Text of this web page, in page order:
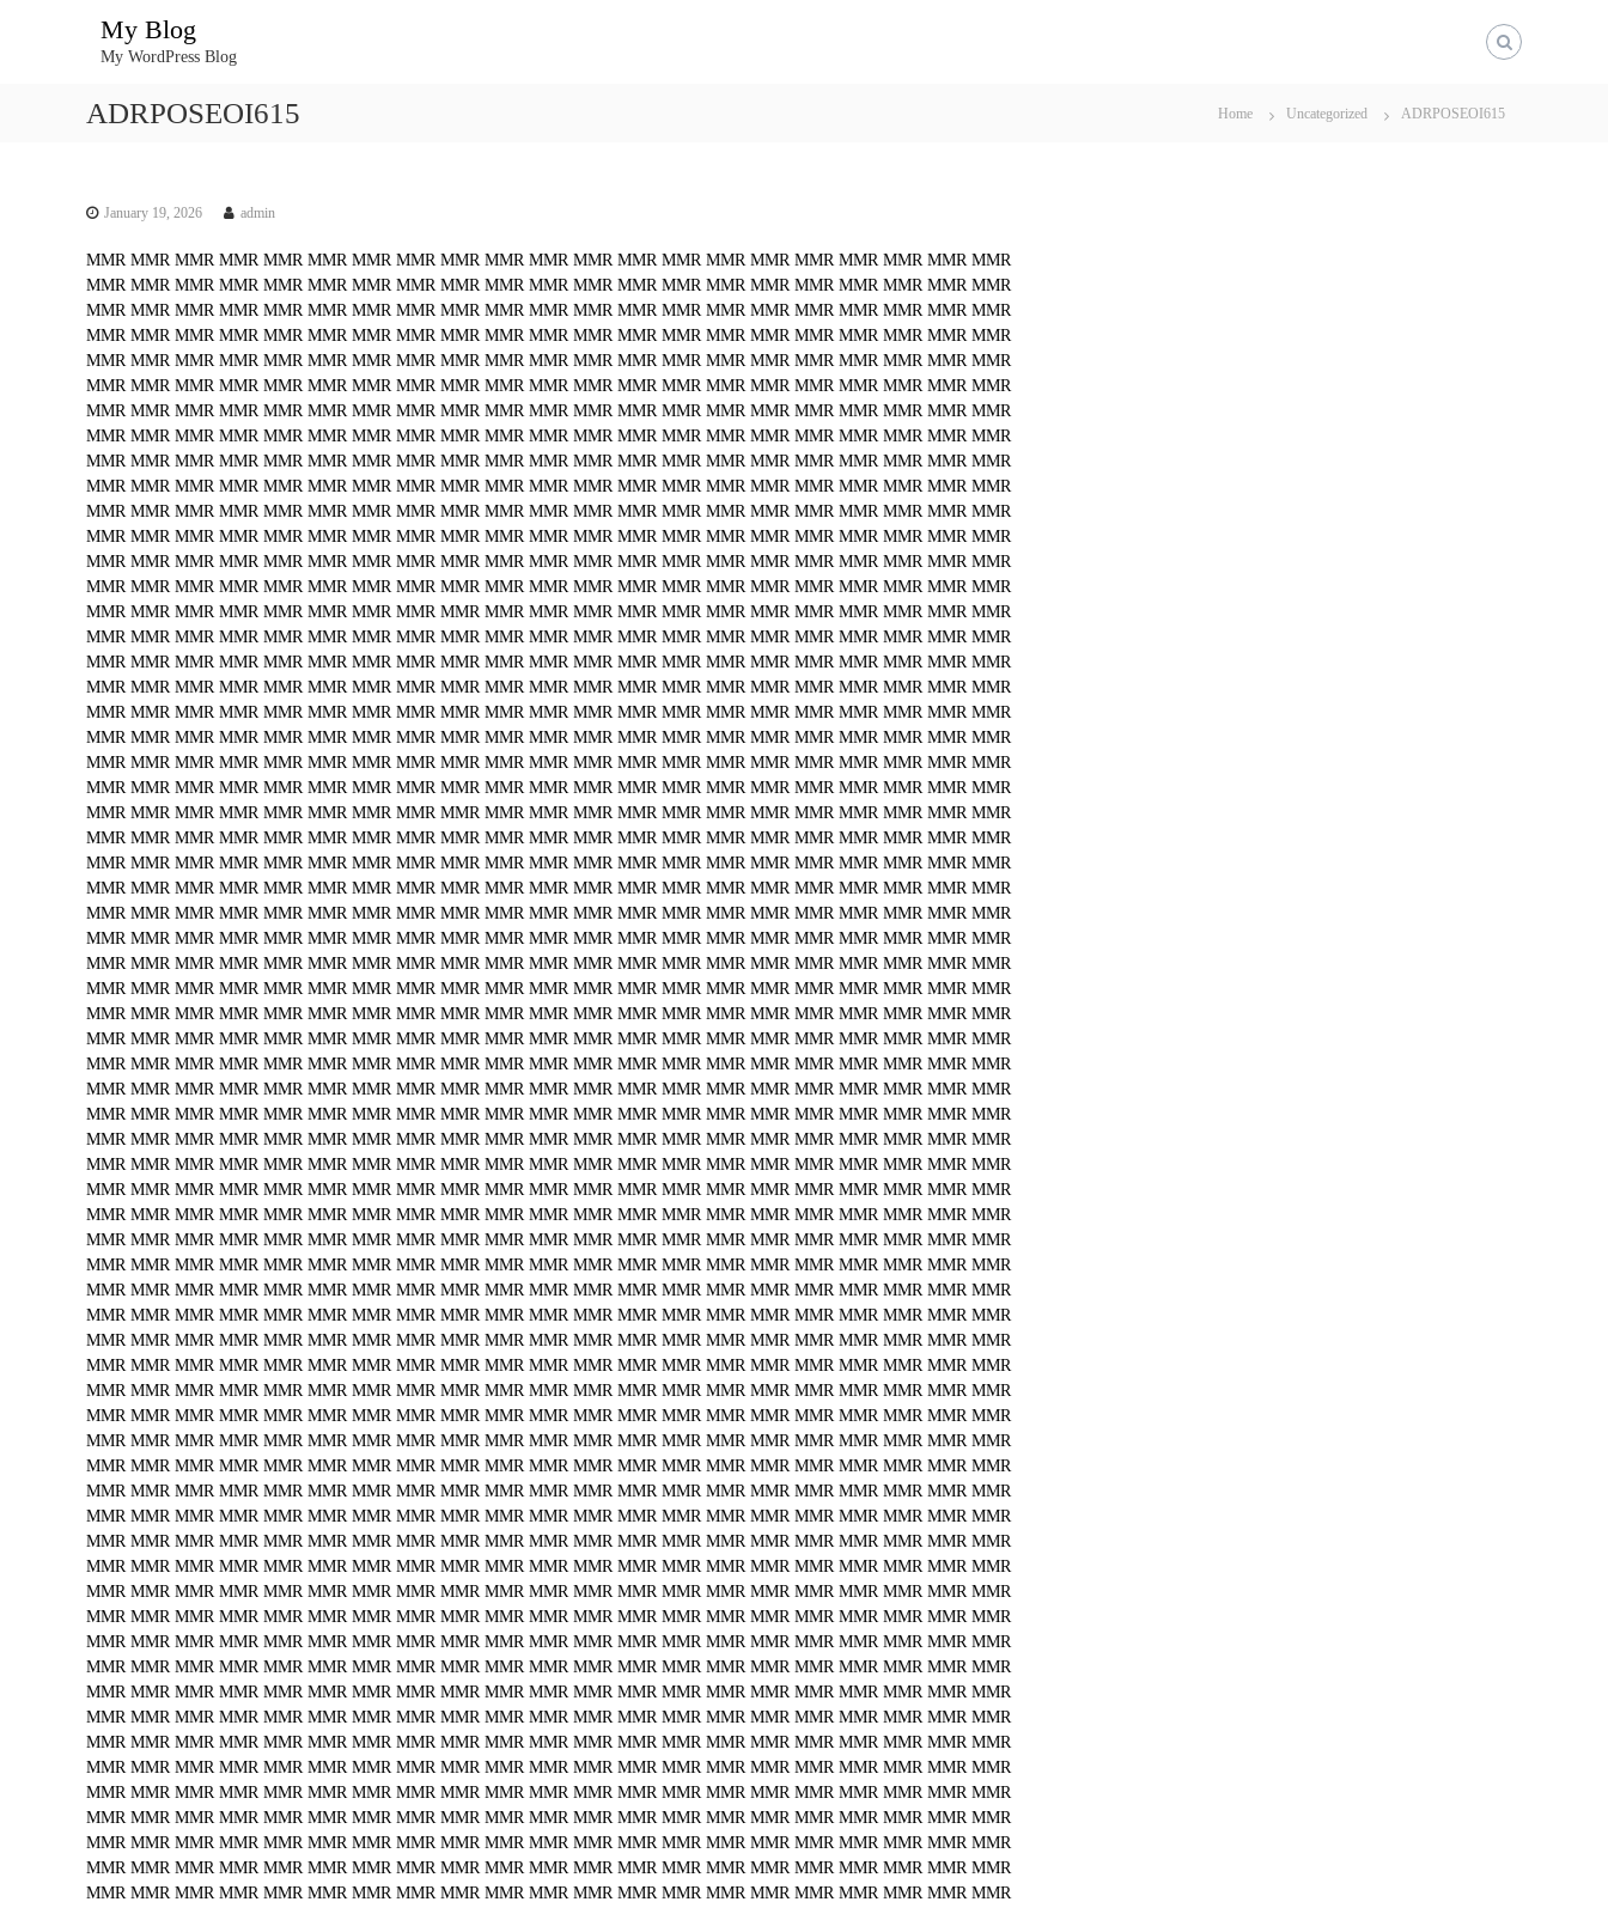
My Blog
My WordPress Blog
ADRPOSEOI615 Home Uncategorized ADRPOSEOI615
January 19, 2026 admin
MMR MMR MMR MMR MMR MMR MMR MMR MMR MMR MMR MMR MMR MMR MMR MMR MMR MMR MMR MMR MMR
MMR MMR MMR MMR MMR MMR MMR MMR MMR MMR MMR MMR MMR MMR MMR MMR MMR MMR MMR MMR MMR
MMR MMR MMR MMR MMR MMR MMR MMR MMR MMR MMR MMR MMR MMR MMR MMR MMR MMR MMR MMR MMR
MMR MMR MMR MMR MMR MMR MMR MMR MMR MMR MMR MMR MMR MMR MMR MMR MMR MMR MMR MMR MMR
MMR MMR MMR MMR MMR MMR MMR MMR MMR MMR MMR MMR MMR MMR MMR MMR MMR MMR MMR MMR MMR
MMR MMR MMR MMR MMR MMR MMR MMR MMR MMR MMR MMR MMR MMR MMR MMR MMR MMR MMR MMR MMR
MMR MMR MMR MMR MMR MMR MMR MMR MMR MMR MMR MMR MMR MMR MMR MMR MMR MMR MMR MMR MMR
MMR MMR MMR MMR MMR MMR MMR MMR MMR MMR MMR MMR MMR MMR MMR MMR MMR MMR MMR MMR MMR
MMR MMR MMR MMR MMR MMR MMR MMR MMR MMR MMR MMR MMR MMR MMR MMR MMR MMR MMR MMR MMR
MMR MMR MMR MMR MMR MMR MMR MMR MMR MMR MMR MMR MMR MMR MMR MMR MMR MMR MMR MMR MMR
MMR MMR MMR MMR MMR MMR MMR MMR MMR MMR MMR MMR MMR MMR MMR MMR MMR MMR MMR MMR MMR
MMR MMR MMR MMR MMR MMR MMR MMR MMR MMR MMR MMR MMR MMR MMR MMR MMR MMR MMR MMR MMR
MMR MMR MMR MMR MMR MMR MMR MMR MMR MMR MMR MMR MMR MMR MMR MMR MMR MMR MMR MMR MMR
MMR MMR MMR MMR MMR MMR MMR MMR MMR MMR MMR MMR MMR MMR MMR MMR MMR MMR MMR MMR MMR
MMR MMR MMR MMR MMR MMR MMR MMR MMR MMR MMR MMR MMR MMR MMR MMR MMR MMR MMR MMR MMR
MMR MMR MMR MMR MMR MMR MMR MMR MMR MMR MMR MMR MMR MMR MMR MMR MMR MMR MMR MMR MMR
MMR MMR MMR MMR MMR MMR MMR MMR MMR MMR MMR MMR MMR MMR MMR MMR MMR MMR MMR MMR MMR
MMR MMR MMR MMR MMR MMR MMR MMR MMR MMR MMR MMR MMR MMR MMR MMR MMR MMR MMR MMR MMR
MMR MMR MMR MMR MMR MMR MMR MMR MMR MMR MMR MMR MMR MMR MMR MMR MMR MMR MMR MMR MMR
MMR MMR MMR MMR MMR MMR MMR MMR MMR MMR MMR MMR MMR MMR MMR MMR MMR MMR MMR MMR MMR
MMR MMR MMR MMR MMR MMR MMR MMR MMR MMR MMR MMR MMR MMR MMR MMR MMR MMR MMR MMR MMR
MMR MMR MMR MMR MMR MMR MMR MMR MMR MMR MMR MMR MMR MMR MMR MMR MMR MMR MMR MMR MMR
MMR MMR MMR MMR MMR MMR MMR MMR MMR MMR MMR MMR MMR MMR MMR MMR MMR MMR MMR MMR MMR
MMR MMR MMR MMR MMR MMR MMR MMR MMR MMR MMR MMR MMR MMR MMR MMR MMR MMR MMR MMR MMR
MMR MMR MMR MMR MMR MMR MMR MMR MMR MMR MMR MMR MMR MMR MMR MMR MMR MMR MMR MMR MMR
MMR MMR MMR MMR MMR MMR MMR MMR MMR MMR MMR MMR MMR MMR MMR MMR MMR MMR MMR MMR MMR
MMR MMR MMR MMR MMR MMR MMR MMR MMR MMR MMR MMR MMR MMR MMR MMR MMR MMR MMR MMR MMR
MMR MMR MMR MMR MMR MMR MMR MMR MMR MMR MMR MMR MMR MMR MMR MMR MMR MMR MMR MMR MMR
MMR MMR MMR MMR MMR MMR MMR MMR MMR MMR MMR MMR MMR MMR MMR MMR MMR MMR MMR MMR MMR
MMR MMR MMR MMR MMR MMR MMR MMR MMR MMR MMR MMR MMR MMR MMR MMR MMR MMR MMR MMR MMR
MMR MMR MMR MMR MMR MMR MMR MMR MMR MMR MMR MMR MMR MMR MMR MMR MMR MMR MMR MMR MMR
MMR MMR MMR MMR MMR MMR MMR MMR MMR MMR MMR MMR MMR MMR MMR MMR MMR MMR MMR MMR MMR
MMR MMR MMR MMR MMR MMR MMR MMR MMR MMR MMR MMR MMR MMR MMR MMR MMR MMR MMR MMR MMR
MMR MMR MMR MMR MMR MMR MMR MMR MMR MMR MMR MMR MMR MMR MMR MMR MMR MMR MMR MMR MMR
MMR MMR MMR MMR MMR MMR MMR MMR MMR MMR MMR MMR MMR MMR MMR MMR MMR MMR MMR MMR MMR
MMR MMR MMR MMR MMR MMR MMR MMR MMR MMR MMR MMR MMR MMR MMR MMR MMR MMR MMR MMR MMR
MMR MMR MMR MMR MMR MMR MMR MMR MMR MMR MMR MMR MMR MMR MMR MMR MMR MMR MMR MMR MMR
MMR MMR MMR MMR MMR MMR MMR MMR MMR MMR MMR MMR MMR MMR MMR MMR MMR MMR MMR MMR MMR
MMR MMR MMR MMR MMR MMR MMR MMR MMR MMR MMR MMR MMR MMR MMR MMR MMR MMR MMR MMR MMR
MMR MMR MMR MMR MMR MMR MMR MMR MMR MMR MMR MMR MMR MMR MMR MMR MMR MMR MMR MMR MMR
MMR MMR MMR MMR MMR MMR MMR MMR MMR MMR MMR MMR MMR MMR MMR MMR MMR MMR MMR MMR MMR
MMR MMR MMR MMR MMR MMR MMR MMR MMR MMR MMR MMR MMR MMR MMR MMR MMR MMR MMR MMR MMR
MMR MMR MMR MMR MMR MMR MMR MMR MMR MMR MMR MMR MMR MMR MMR MMR MMR MMR MMR MMR MMR
MMR MMR MMR MMR MMR MMR MMR MMR MMR MMR MMR MMR MMR MMR MMR MMR MMR MMR MMR MMR MMR
MMR MMR MMR MMR MMR MMR MMR MMR MMR MMR MMR MMR MMR MMR MMR MMR MMR MMR MMR MMR MMR
MMR MMR MMR MMR MMR MMR MMR MMR MMR MMR MMR MMR MMR MMR MMR MMR MMR MMR MMR MMR MMR
MMR MMR MMR MMR MMR MMR MMR MMR MMR MMR MMR MMR MMR MMR MMR MMR MMR MMR MMR MMR MMR
MMR MMR MMR MMR MMR MMR MMR MMR MMR MMR MMR MMR MMR MMR MMR MMR MMR MMR MMR MMR MMR
MMR MMR MMR MMR MMR MMR MMR MMR MMR MMR MMR MMR MMR MMR MMR MMR MMR MMR MMR MMR MMR
MMR MMR MMR MMR MMR MMR MMR MMR MMR MMR MMR MMR MMR MMR MMR MMR MMR MMR MMR MMR MMR
MMR MMR MMR MMR MMR MMR MMR MMR MMR MMR MMR MMR MMR MMR MMR MMR MMR MMR MMR MMR MMR
MMR MMR MMR MMR MMR MMR MMR MMR MMR MMR MMR MMR MMR MMR MMR MMR MMR MMR MMR MMR MMR
MMR MMR MMR MMR MMR MMR MMR MMR MMR MMR MMR MMR MMR MMR MMR MMR MMR MMR MMR MMR MMR
MMR MMR MMR MMR MMR MMR MMR MMR MMR MMR MMR MMR MMR MMR MMR MMR MMR MMR MMR MMR MMR
MMR MMR MMR MMR MMR MMR MMR MMR MMR MMR MMR MMR MMR MMR MMR MMR MMR MMR MMR MMR MMR
MMR MMR MMR MMR MMR MMR MMR MMR MMR MMR MMR MMR MMR MMR MMR MMR MMR MMR MMR MMR MMR
MMR MMR MMR MMR MMR MMR MMR MMR MMR MMR MMR MMR MMR MMR MMR MMR MMR MMR MMR MMR MMR
MMR MMR MMR MMR MMR MMR MMR MMR MMR MMR MMR MMR MMR MMR MMR MMR MMR MMR MMR MMR MMR
MMR MMR MMR MMR MMR MMR MMR MMR MMR MMR MMR MMR MMR MMR MMR MMR MMR MMR MMR MMR MMR
MMR MMR MMR MMR MMR MMR MMR MMR MMR MMR MMR MMR MMR MMR MMR MMR MMR MMR MMR MMR MMR
MMR MMR MMR MMR MMR MMR MMR MMR MMR MMR MMR MMR MMR MMR MMR MMR MMR MMR MMR MMR MMR
MMR MMR MMR MMR MMR MMR MMR MMR MMR MMR MMR MMR MMR MMR MMR MMR MMR MMR MMR MMR MMR
MMR MMR MMR MMR MMR MMR MMR MMR MMR MMR MMR MMR MMR MMR MMR MMR MMR MMR MMR MMR MMR
MMR MMR MMR MMR MMR MMR MMR MMR MMR MMR MMR MMR MMR MMR MMR MMR MMR MMR MMR MMR MMR
MMR MMR MMR MMR MMR MMR MMR MMR MMR MMR MMR MMR MMR MMR MMR MMR MMR MMR MMR MMR MMR
MMR MMR MMR MMR MMR MMR MMR MMR MMR MMR MMR MMR MMR MMR MMR MMR MMR MMR MMR MMR MMR